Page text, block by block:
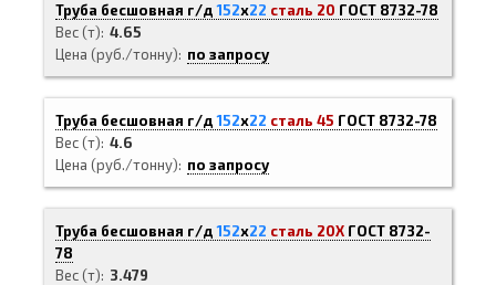
Труба бесшовная г/д152х22 сталь 20 ГОСТ 8732-78
Вес (т) 4.65
Цена (руб./тонну)
по запросу
Труба бесшовная г/д152х22 сталь 45 ГОСТ 8732-78
Вес (т) 4.6
Цена (руб./тонну)
по запросу
Труба бесшовная г/д152х22 сталь 20Х ГОСТ 8732-
78
Вес (т)
3.479